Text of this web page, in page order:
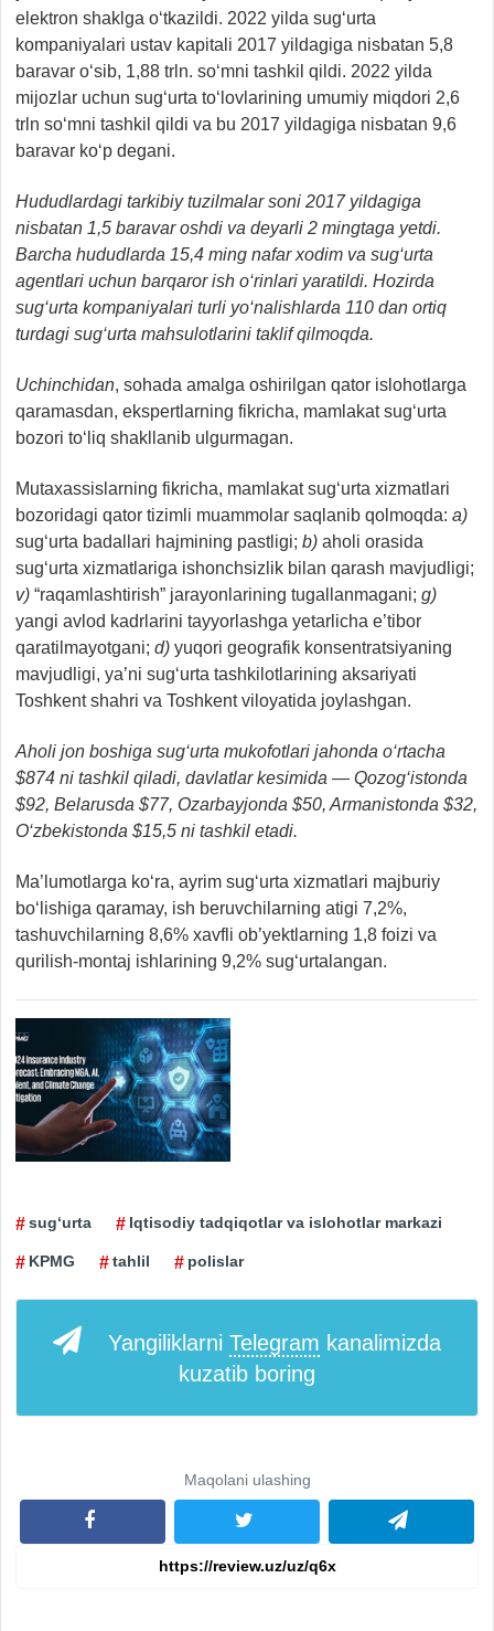
elektron shaklga o‘tkazildi. 2022 yilda sug‘urta
kompaniyalari ustav kapitali 2017 yildagiga nisbatan 5,8
baravar o‘sib, 1,88 trln. so‘mni tashkil qildi. 2022 yilda
mijozlar uchun sug‘urta to‘lovlarining umumiy miqdori 2,6
trln so‘mni tashkil qildi va bu 2017 yildagiga nisbatan 9,6
baravar ko‘p degani.
Hududlardagi tarkibiy tuzilmalar soni 2017 yildagiga
nisbatan 1,5 baravar oshdi va deyarli 2 mingtaga yetdi.
Barcha hududlarda 15,4 ming nafar xodim va sug‘urta
agentlari uchun barqaror ish o‘rinlari yaratildi. Hozirda
sug‘urta kompaniyalari turli yo‘nalishlarda 110 dan ortiq
turdagi sug‘urta mahsulotlarini taklif qilmoqda.
Uchinchidan, sohada amalga oshirilgan qator islohotlarga
qaramasdan, ekspertlarning fikricha, mamlakat sug‘urta
bozori to‘liq shakllanib ulgurmagan.
Mutaxassislarning fikricha, mamlakat sug‘urta xizmatlari
bozoridagi qator tizimli muammolar saqlanib qolmoqda: a)
sug‘urta badallari hajmining pastligi; b) aholi orasida
sug‘urta xizmatlariga ishonchsizlik bilan qarash mavjudligi;
v) “raqamlashtirish” jarayonlarining tugallanmagani; g)
yangi avlod kadrlarini tayyorlashga yetarlicha e’tibor
qaratilmayotgani; d) yuqori geografik konsentratsiyaning
mavjudligi, ya’ni sug‘urta tashkilotlarining aksariyati
Toshkent shahri va Toshkent viloyatida joylashgan.
Aholi jon boshiga sug‘urta mukofotlari jahonda o‘rtacha
$874 ni tashkil qiladi, davlatlar kesimida — Qozog‘istonda
$92, Belarusda $77, Ozarbayjonda $50, Armanistonda $32,
O‘zbekistonda $15,5 ni tashkil etadi.
Ma’lumotlarga ko‘ra, ayrim sug‘urta xizmatlari majburiy
bo‘lishiga qaramay, ish beruvchilarning atigi 7,2%,
tashuvchilarning 8,6% xavfli ob’yektlarning 1,8 foizi va
qurilish-montaj ishlarining 9,2% sug‘urtalangan.
sug‘urta Iqtisodiy tadqiqotlar va islohotlar markazi
KPMG tahlil polislar
Yangiliklarni Telegram kanalimizda
kuzatib boring
Maqolani ulashing